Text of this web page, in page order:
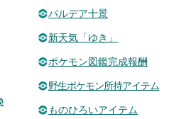
パルデア十景
新天気「ゆき」
ポケモン図鑑完成報酬
野生ポケモン所持アイテム
ものひろいアイテム